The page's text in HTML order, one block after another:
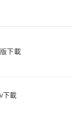
下載
下載